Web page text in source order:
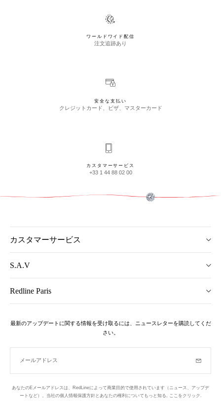
ワールドワイド配信
注文追跡あり
安全な支払い
クレジットカード、ビザ、マスターカード
カスタマーサービス
+33 1 44 88 02 00
カスタマーサービス
S.A.V
Redline Paris
最新のアップデートに関する情報を受け取るには、ニュースレターを購読してくだ
さい。
メールアドレス
あなたのEメールアドレスは、RedLineによって商業目的で使用されています（ニュース、アップデ
ートなど）。当社の個人情報保護方針とあなたの権利についてもっと知る,
ここをクリック